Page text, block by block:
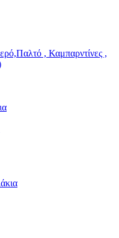
, Καμπαρντίνες ,